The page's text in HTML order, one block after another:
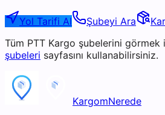
Yol Tarifi Al Şubeyi Ara
Tüm PTT Kargo şubelerini görmek
şubeleri sayfasını kullanabilirsiniz.
KargomNerede